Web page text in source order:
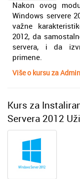
Nakon ovog
Windows servere
važne
2012, da
servera, i da
primene.
Više o kursu za
Kurs za
Servera 2012